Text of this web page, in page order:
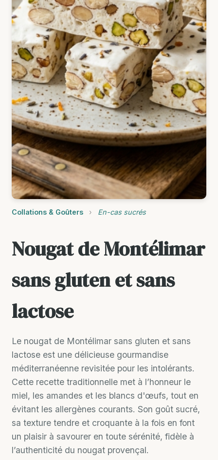
Collations & Goûters › En-cas sucrés
Nougat de Montélimar
sans gluten et sans
lactose
Le nougat de Montélimar sans gluten et sans
lactose est une délicieuse gourmandise
méditerranéenne revisitée pour les intolérants.
Cette recette traditionnelle met à l’honneur le
miel, les amandes et les blancs d'œufs, tout en
évitant les allergènes courants. Son goût sucré,
sa texture tendre et croquante à la fois en font
un plaisir à savourer en toute sérénité, fidèle à
l’authenticité du nougat provençal.